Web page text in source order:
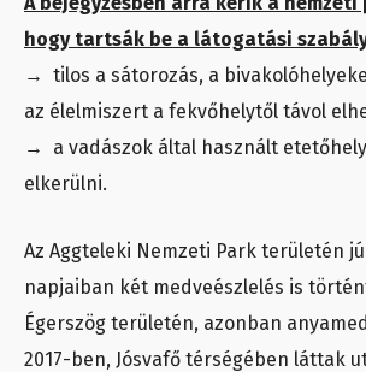
hogy tartsák be a látogatási
→ tilos a sátorozás, a
az élelmiszert a fekvőhelytől távol
→ a vadászok által használt
elkerülni.
Az Aggteleki Nemzeti Park területén
napjaiban két medveészlelés is
Égerszög területén, azonban
2017-ben, Jósvafő térségében láttak